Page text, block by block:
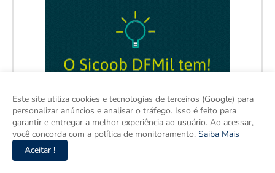
Este site utiliza cookies e tecnologias de terceiros (Google) para
personalizar anúncios e analisar o tráfego. Isso é feito para
garantir e entregar a melhor experiência ao usuário. Ao acessar,
você concorda com a política de monitoramento. Saiba Mais
Aceitar !